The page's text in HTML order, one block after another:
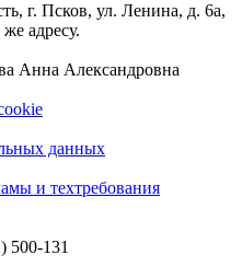
г. Псков, ул. Ленина, д. 6а,
адресу.
Анна Александровна
данных
и техтребования
500-131